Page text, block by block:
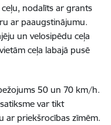
nodalīts ar grants
ar paaugstinājumu.
un velosipēdu ceļa
ceļa labajā pusē
50 un 70 km/h.
var tikt
ar priekšrocības zīmēm.